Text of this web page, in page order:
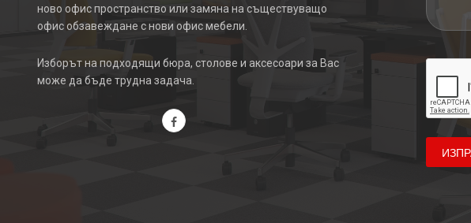
ново офис пространство или замяна на съществуващо
офис обзавеждане с нови офис мебели.
Изборът на подходящи бюра, столове и аксесоари за Вас
може да бъде трудна задача.